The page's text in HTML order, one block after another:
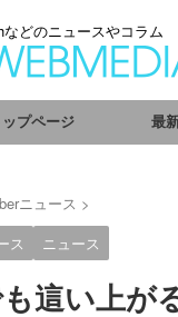
どのニュースやコラム
ップページ 最
ニュース >
ス
ニュース
這い上が